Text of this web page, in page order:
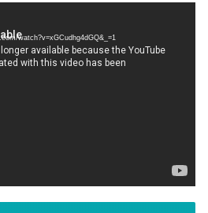
watch?v=xGCudhg4dGQ&_=1